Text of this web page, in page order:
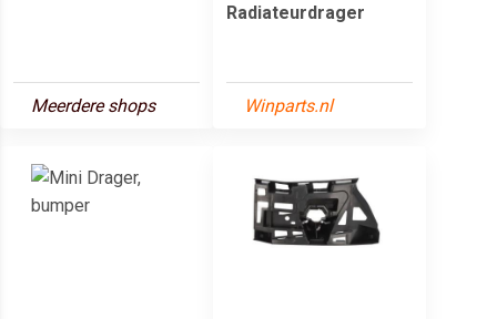
Meerdere shops
Radiateurdrager
Winparts.nl